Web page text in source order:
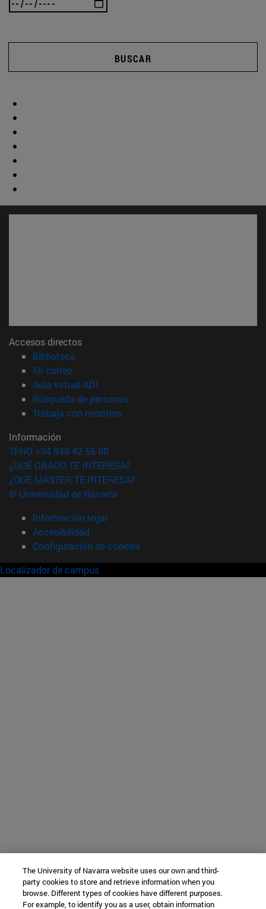
BUSCAR
Accesos directos
Biblioteca
Mi correo(abre en nueva ventana)
Aula virtual ADI
Búsqueda de personas(abre en nueva ventana)
Trabaja con nosotros(abre en nueva ventana)
Información
TFNO +34 948 42 56 00
¿QUÉ GRADO TE INTERESA?
¿QUÉ MÁSTER TE INTERESA?
© Universidad de Navarra
Información legal
Accesibilidad
Configuración de cookies
Localizador de campus
The University of Navarra website uses our own and third-
party cookies to store and retrieve information when you
browse. Different types of cookies have different purposes.
For example, to identify you as a user, obtain information